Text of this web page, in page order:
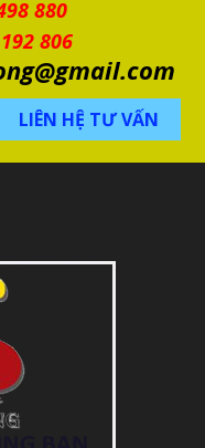
880
806
LIÊN HỆ TƯ VẤN